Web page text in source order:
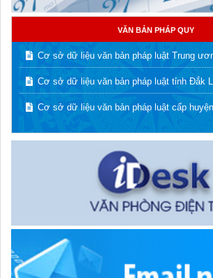
VĂN BẢN PHÁP QUY
Cơ sở dữ liệu văn bản pháp luật Trung
Cơ sở dữ liệu văn bản pháp luật tỉnh Đắk
Cơ sở dữ liệu văn bản pháp luật cấp huyện